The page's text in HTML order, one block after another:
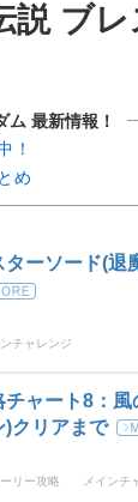
説 ブ
ム 最新情報！
！
め
ターソード(退
ンチャレンジ
チャート8：
)クリアまで
リー攻略 メインチ